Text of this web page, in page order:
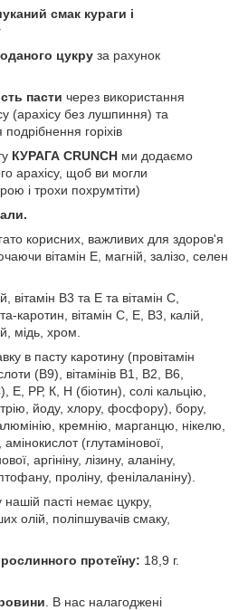
смак кураги і
цукру за рахунок
пасти через використання
(арахісу без лушпиння) та
горіхів
КУРАГА CRUNCH ми додаємо
арахісу, щоб ви могли
і трохи похрумтіти)
корисних, важливих для здоров'я
вітамін Е, магній, залізо, селен
вітамін В3 та Е та вітамін С,
каротин, вітамін С, Е, В3, калій,
мідь, хром.
в пасту каротину (провітамін
(B9), вітамінів B1, B2, B6,
E, ​​РР, К, Н (біотин), солі кальцію,
йоду, хлору, фосфору), бору,
кремнію, марганцю, нікелю,
(глутамінової,
аргініну, лізину, аланіну,
проліну, фенілаланіну).
нашій пасті немає цукру,
олій, поліпшувачів смаку,
протеїну: 18,9 г.
. В нас налагоджені